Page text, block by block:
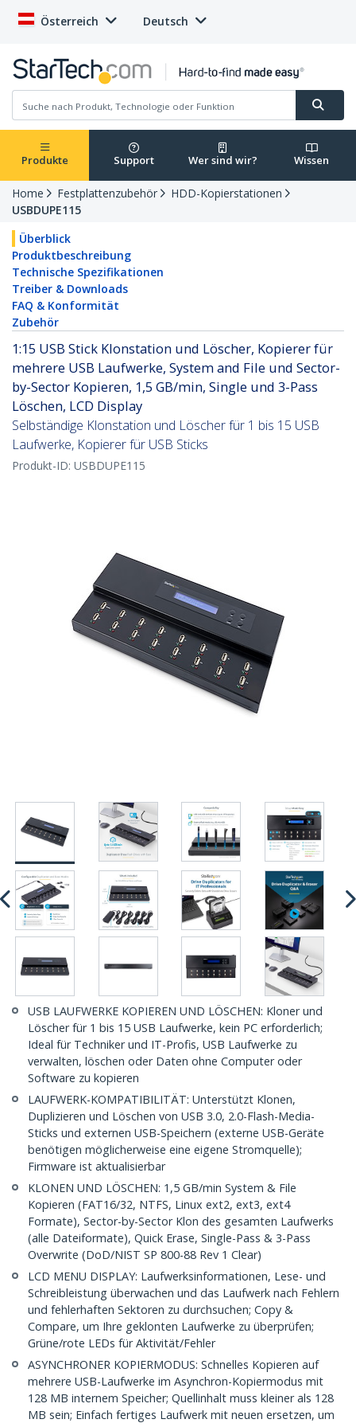
Österreich Deutsch
Produkte Support Wer sind wir? Wissen
Home Festplattenzubehör
HDD-Kopierstationen
USBDUPE115
Überblick
Produktbeschreibung
Technische Spezifikationen
Treiber & Downloads
FAQ & Konformität
Zubehör
1:15 USB Stick Klonstation und Löscher, Kopierer für
mehrere USB Laufwerke, System and File und Sector-
by-Sector Kopieren, 1,5 GB/min, Single und 3-Pass
Löschen, LCD Display
Selbständige Klonstation und Löscher für 1 bis 15 USB
Laufwerke, Kopierer für USB Sticks
Produkt-ID: USBDUPE115
USB LAUFWERKE KOPIEREN UND LÖSCHEN: Kloner und
Löscher für 1 bis 15 USB Laufwerke, kein PC erforderlich;
Ideal für Techniker und IT-Profis, USB Laufwerke zu
verwalten, löschen oder Daten ohne Computer oder
Software zu kopieren
LAUFWERK-KOMPATIBILITÄT: Unterstützt Klonen,
Duplizieren und Löschen von USB 3.0, 2.0-Flash-Media-
Sticks und externen USB-Speichern (externe USB-Geräte
benötigen möglicherweise eine eigene Stromquelle);
Firmware ist aktualisierbar
KLONEN UND LÖSCHEN: 1,5 GB/min System & File
Kopieren (FAT16/32, NTFS, Linux ext2, ext3, ext4
Formate), Sector-by-Sector Klon des gesamten Laufwerks
(alle Dateiformate), Quick Erase, Single-Pass & 3-Pass
Overwrite (DoD/NIST SP 800-88 Rev 1 Clear)
LCD MENU DISPLAY: Laufwerksinformationen, Lese- und
Schreibleistung überwachen und das Laufwerk nach Fehlern
und fehlerhaften Sektoren zu durchsuchen; Copy &
Compare, um Ihre geklonten Laufwerke zu überprüfen;
Grüne/rote LEDs für Aktivität/Fehler
ASYNCHRONER KOPIERMODUS: Schnelles Kopieren auf
mehrere USB-Laufwerke im Asynchron-Kopiermodus mit
128 MB internem Speicher; Quellinhalt muss kleiner als 128
MB sein; Einfach fertiges Laufwerk mit neuen ersetzen, um